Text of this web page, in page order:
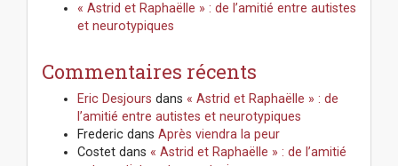
« Astrid et Raphaëlle » : de l’amitié entre autistes
et neurotypiques
Commentaires récents
Eric Desjours dans « Astrid et Raphaëlle » : de
l’amitié entre autistes et neurotypiques
Frederic dans Après viendra la peur
Costet dans « Astrid et Raphaëlle » : de l’amitié